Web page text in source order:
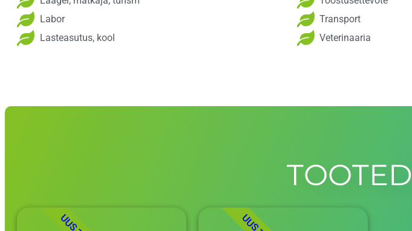
Labor
Lasteasutus, kool
Transport
Veterinaaria
TOOTED